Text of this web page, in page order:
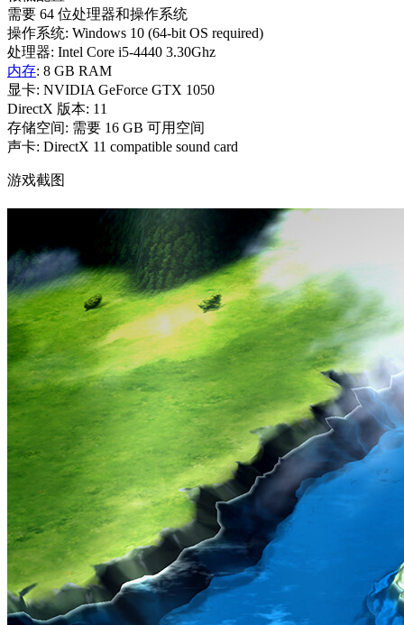
需要 64 位处理器和操作系统
操作系统: Windows 10 (64-bit OS required)
处理器: Intel Core i5-4440 3.30Ghz
内存: 8 GB RAM
显卡: NVIDIA GeForce GTX 1050
DirectX 版本: 11
存储空间: 需要 16 GB 可用空间
声卡: DirectX 11 compatible sound card
游戏截图